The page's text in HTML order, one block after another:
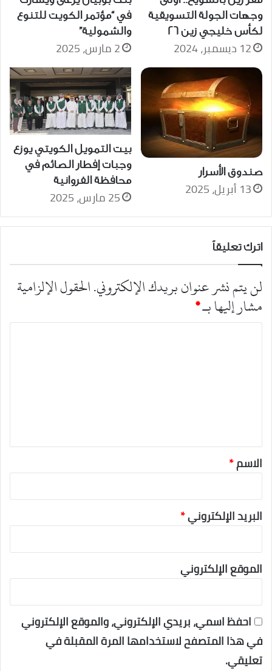
وجهات الجولة التسويقية
لكأس خليجي زين 26
12 ديسمبر، 2024
في “مؤتمر الكويت للتنوع
والشمولية”
2 مارس، 2025
صندوق الأسرار
13 أبريل، 2025
بيت التمويل الكويتي يوزع
وجبات إفطار الصائم في
محافظة الفروانية
25 مارس، 2025
اترك تعليقاً
لن يتم نشر عنوان بريدك الإلكتروني.الحقول الإلزامية
مشار إليها بـ*
ا
الاسم*
البريد الإلكتروني*
الموقع الإلكتروني
احفظ اسمي، بريدي الإلكتروني، والموقع الإلكتروني
في هذا المتصفح لاستخدامها المرة المقبلة في
تعليقي.